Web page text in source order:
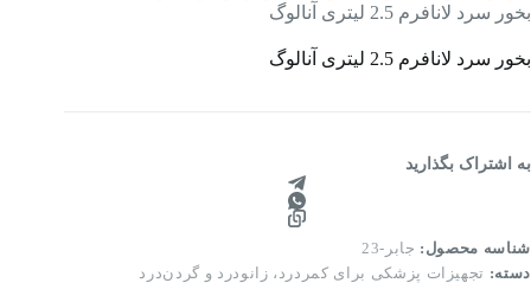
بخور سرد لانافرم 2.5 لیتری آنالوگ
بخور سرد لانافرم 2.5 لیتری آنالوگ
به اشتراک بگذارید
شناسه محصول: جابر-23
دسته: تجهیزات پزشکی برای کمردرد، زانودرد و گردن‌درد